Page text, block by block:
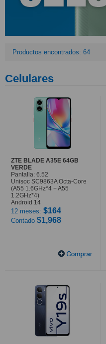
Productos encontrados: 64
Celulares
ZTE BLADE A35E 64GB
VERDE
Pantalla: 6.52
Unisoc SC9863A Octa-Core
(A55 1.6GHz*4 + A55
1.2GHz*4)
Android 14
12 meses: $164
Contado $1,968